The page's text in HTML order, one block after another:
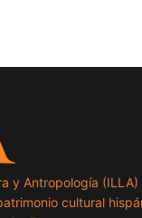
y Antropología
cultural